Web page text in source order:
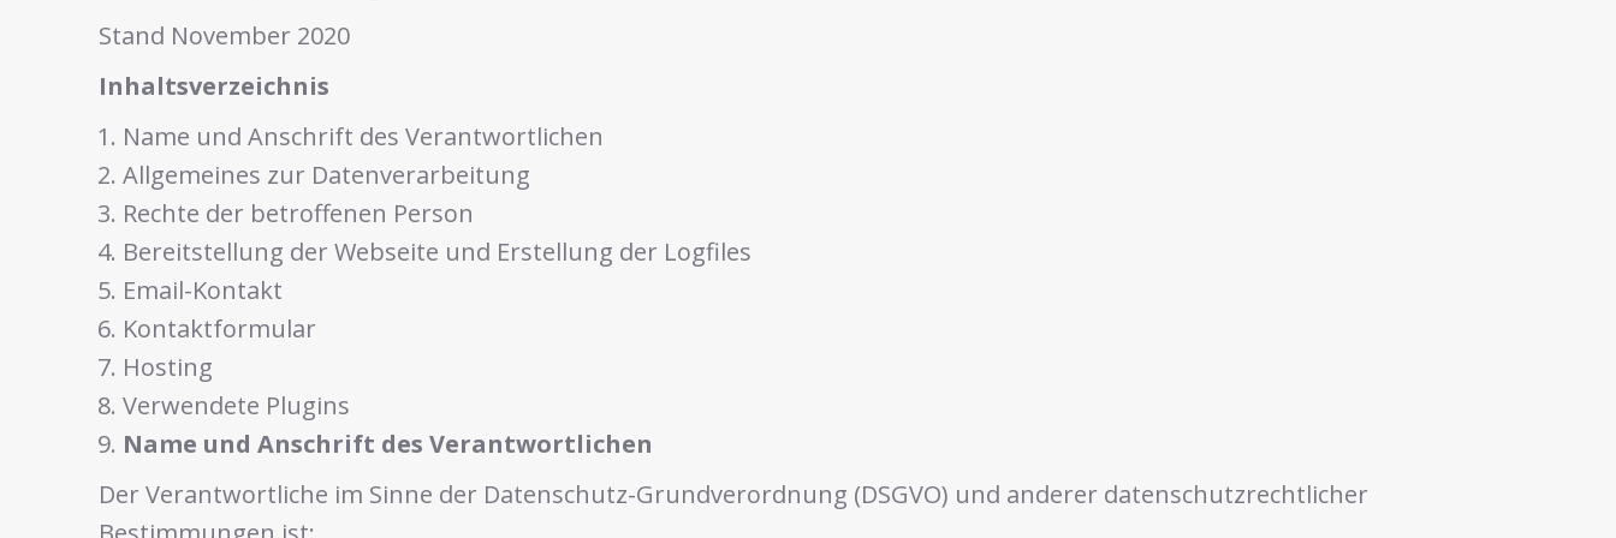
Stand November 2020
Inhaltsverzeichnis
Name und Anschrift des Verantwortlichen
Allgemeines zur Datenverarbeitung
Rechte der betroffenen Person
Bereitstellung der Webseite und Erstellung der Logfiles
Email-Kontakt
Kontaktformular
Hosting
Verwendete Plugins
Name und Anschrift des Verantwortlichen
Der Verantwortliche im Sinne der Datenschutz-Grundverordnung (DSGVO) und anderer datenschutzrechtlicher